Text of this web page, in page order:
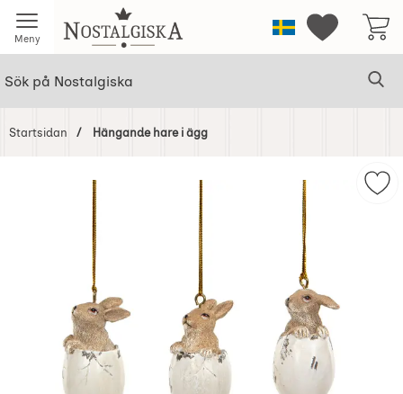
Meny Startsidan för NostalgiskaSverigeMina
Startsidan Hängande hare i ägg